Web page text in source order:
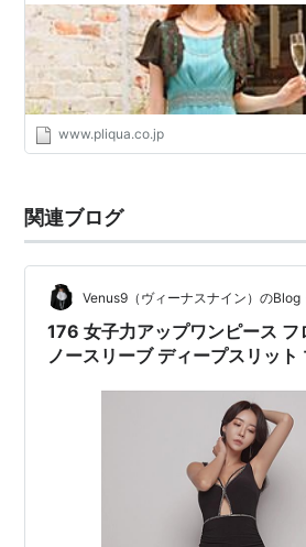
www.pliqua.co.jp
関連ブログ
Venus9（ヴィーナスナイン）のBlog
176 女子力アップワンピース
ノースリーブ ディープスリット